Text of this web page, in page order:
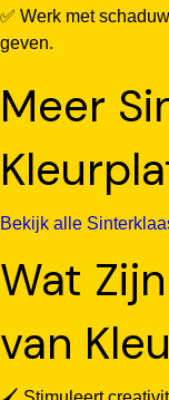
✅ Werk met
geven.
Meer
Bekijk alle
Wat
van